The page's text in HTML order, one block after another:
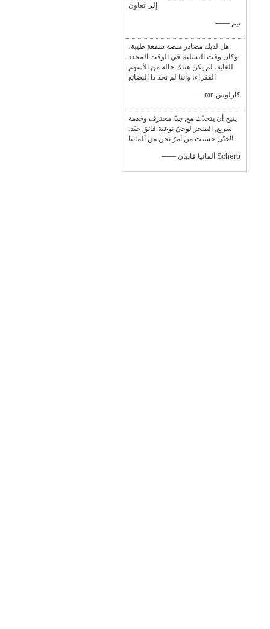
إلى تعاون
—— تيم
هل لديك مصادر منصة سمعة طيبة،
وكان وقت التسليم في الوقت المحدد
للغاية، لم يكن هناك حالة من الأسهم
الفقراء، وأننا لم نجد دا البضائع
—— mr. كارلوس
يتيح أن يتحدّث مع, جدّا محترف وخدمة
سريع, الصخر لوحيّ نوعية فائق جيّد.
حتّى حسنت من أمرّ نحن من ألمانيا!!
—— ألمانيا فابيان Scherb